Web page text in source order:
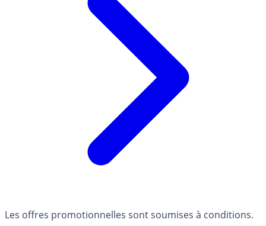
Les offres promotionnelles sont soumises à conditions.